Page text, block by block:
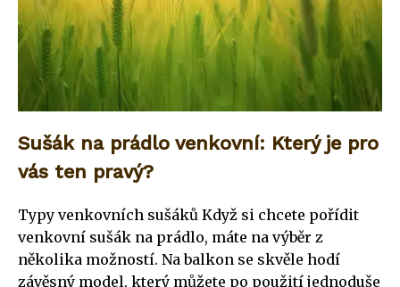
Sušák na prádlo venkovní: Který je pro
vás ten pravý?
Typy venkovních sušáků Když si chcete pořídit
venkovní sušák na prádlo, máte na výběr z
několika možností. Na balkon se skvěle hodí
závěsný model, který můžete po použití jednoduše